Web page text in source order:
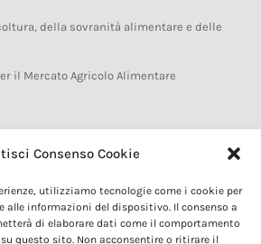
Consenso Cookie
utilizziamo tecnologie come i cookie per
alle informazioni del dispositivo. Il consenso a
di elaborare dati come il comportamento
questo sito. Non acconsentire o ritirare il
della sovranità alimentare e delle
il Mercato Agricolo Alimentare
IGP